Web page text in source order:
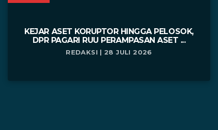
KEJAR ASET KORUPTOR HINGGA PELOSOK,
DPR PAGARI RUU PERAMPASAN ASET ...
REDAKSI | 28 JULI 2026